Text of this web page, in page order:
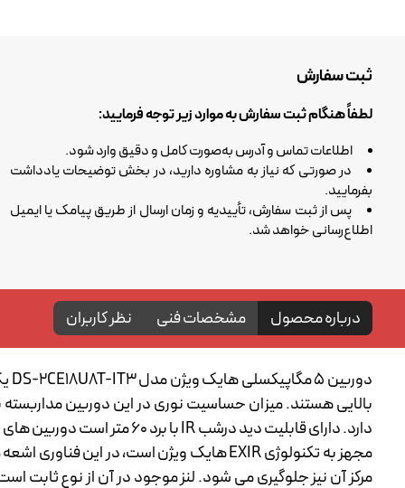
ثبت سفارش
لطفاً هنگام ثبت سفارش به موارد زیر توجه فرمایید:
اطلاعات تماس و آدرس به‌صورت کامل و دقیق وارد شود.
در صورتی که نیاز به مشاوره دارید، در بخش توضیحات یادداشت
بفرمایید.
پس از ثبت سفارش، تأییدیه و زمان ارسال از طریق پیامک یا ایمیل
اطلاع‌رسانی خواهد شد.
درباره محصول مشخصات فنی نظر کاربران
دارد. دارای قابلیت دید درشب IR با برد 60 متر است دوربین های دید در شب با استفاده از امواج مادون قرمز امکان رویت تصاویر در شب یا در محیط های بدون نور را میسر می سازند.